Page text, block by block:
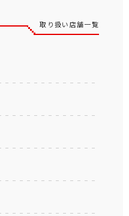
取り扱い店舗一覧